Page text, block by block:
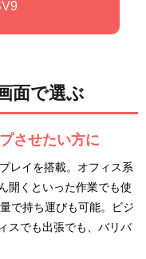
面で選ぶ
させたい方に
レイを搭載。オフィス系
開くといった作業でも使
で持ち運びも可能。ビジ
スでも出張でも、バリバ